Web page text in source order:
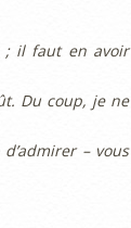
; il faut en avoir
Du coup, je ne
– vous